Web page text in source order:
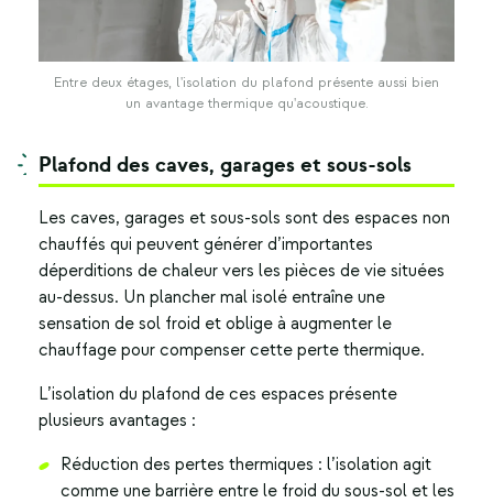
Entre deux étages, l'isolation du plafond présente aussi bien
un avantage thermique qu'acoustique.
Plafond des caves, garages et sous-sols
Les caves, garages et sous-sols sont des espaces non
chauffés qui peuvent générer d’importantes
déperditions de chaleur vers les pièces de vie situées
au-dessus. Un plancher mal isolé entraîne une
sensation de sol froid et oblige à augmenter le
chauffage pour compenser cette perte thermique.
L’isolation du plafond de ces espaces présente
plusieurs avantages :
Réduction des pertes thermiques : l’isolation agit
comme une barrière entre le froid du sous-sol et les